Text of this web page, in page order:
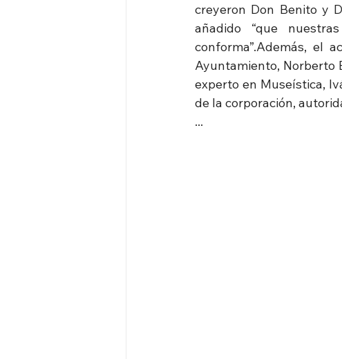
creyeron Don Benito y
añadido “que
conforma”.Además, el
Ayuntamiento, Norberto
experto en Museística,
de la corporación,
...